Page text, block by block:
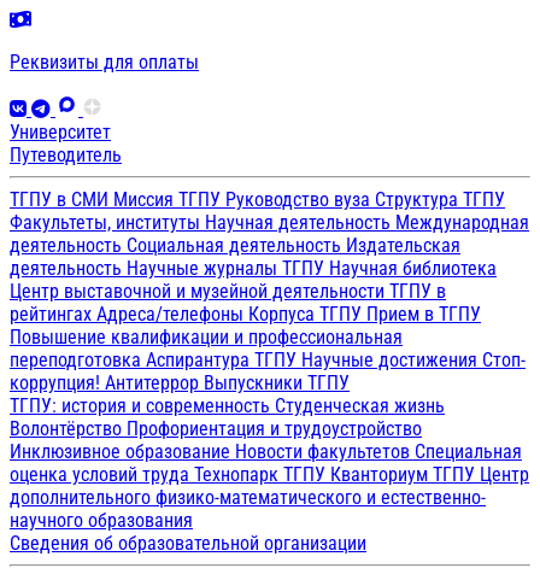
Реквизиты для оплаты
Университет
Путеводитель
ТГПУ в СМИ Миссия ТГПУ Руководство вуза Структура ТГПУ
Факультеты, институты Научная деятельность Международная
деятельность Социальная деятельность Издательская
деятельность Научные журналы ТГПУ Научная библиотека
Центр выставочной и музейной деятельности ТГПУ в
рейтингах Адреса/телефоны Корпуса ТГПУ Прием в ТГПУ
Повышение квалификации и профессиональная
переподготовка Аспирантура ТГПУ Научные достижения Стоп-
коррупция! Антитеррор Выпускники ТГПУ
ТГПУ: история и современность Студенческая жизнь
Волонтёрство Профориентация и трудоустройство
Инклюзивное образование Новости факультетов Специальная
оценка условий труда Технопарк ТГПУ Кванториум ТГПУ Центр
дополнительного физико-математического и естественно-
научного образования
Сведения об образовательной организации